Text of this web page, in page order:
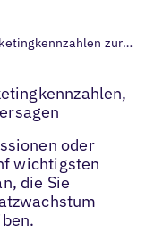
Lokale Marketingkennzahlen zur Messung
oder
wichtigsten
die Sie